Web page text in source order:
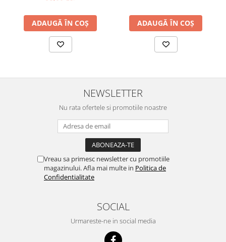
ADAUGĂ ÎN COȘ ADAUGĂ ÎN COȘ
NEWSLETTER
Nu rata ofertele si promotiile noastre
Vreau sa primesc newsletter cu promotiile
magazinului. Afla mai multe in Politica de
Confidentialitate
SOCIAL
Urmareste-ne in social media